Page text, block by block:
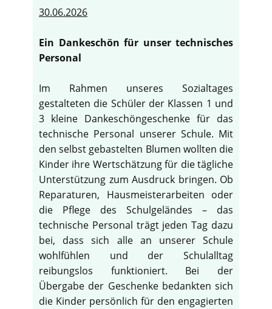
30.06.2026
Ein Dankeschön für unser technisches
Personal
Im Rahmen unseres Sozialtages
gestalteten die Schüler der Klassen 1 und
3 kleine Dankeschöngeschenke für das
technische Personal unserer Schule. Mit
den selbst gebastelten Blumen wollten die
Kinder ihre Wertschätzung für die tägliche
Unterstützung zum Ausdruck bringen. Ob
Reparaturen, Hausmeisterarbeiten oder
die Pflege des Schulgeländes – das
technische Personal trägt jeden Tag dazu
bei, dass sich alle an unserer Schule
wohlfühlen und der Schulalltag
reibungslos funktioniert. Bei der
Übergabe der Geschenke bedankten sich
die Kinder persönlich für den engagierten